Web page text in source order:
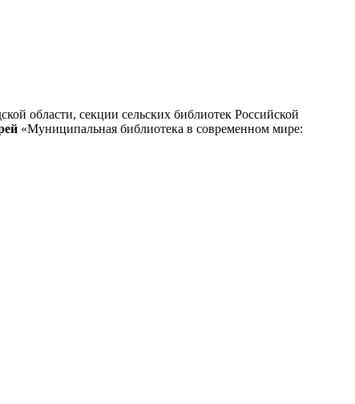
области, секции сельских библиотек Российской
«Муниципальная библиотека в современном мире: